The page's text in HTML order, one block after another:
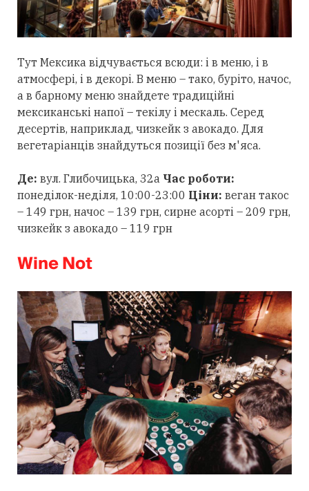
Тут Мексика відчувається всюди: і в меню, і в
атмосфері, і в декорі. В меню – тако, буріто, начос,
а в барному меню знайдете традиційні
мексиканські напої – текілу і мескаль. Серед
десертів, наприклад, чизкейк з авокадо. Для
вегетаріанців знайдуться позиції без м'яса.
Де: вул. Глибочицька, 32а Час роботи:
понеділок-неділя, 10:00-23:00 Ціни: веган такос
– 149 грн, начос – 139 грн, сирне асорті – 209 грн,
чизкейк з авокадо – 119 грн
Wine Not